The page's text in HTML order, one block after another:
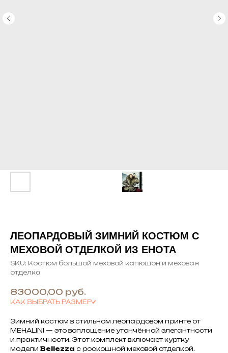
ЛЕОПАРДОВЫЙ ЗИМНИЙ КОСТЮМ С
МЕХОВОЙ ОТДЕЛКОЙ ИЗ ЕНОТА
SKU: Костюм большой меховой капюшон и меховая
отделка
83000,00 руб.
КАК ВЫБРАТЬ РАЗМЕР✔
Зимний костюм в стильном леопардовом принте от
MEHALINI — это воплощение утончённой элегантности
и практичности. Этот комплект включает куртку
модели Bellezza с роскошной меховой отделкой.